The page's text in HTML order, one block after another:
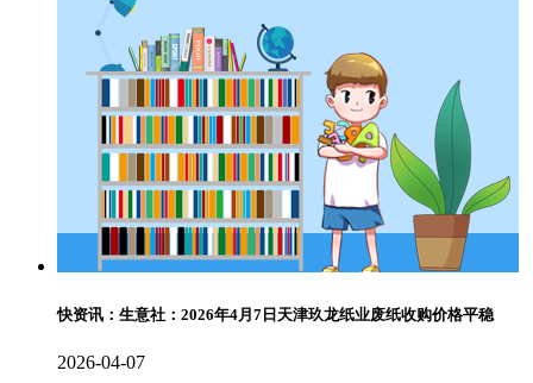
快资讯：生意社：2026年4月7日天津玖龙纸业废纸收购价格平稳
2026-04-07